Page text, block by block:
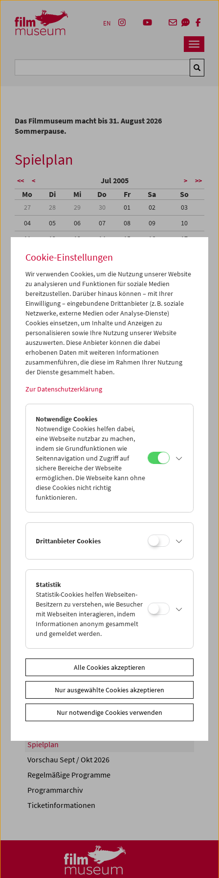
Zum Inhalt
Zum Hauptmenü
Zur Servicenavigation
Zum Suche
Navbar
EN
Das Filmmuseum macht bis 31. August 2026
Sommerpause.
Spielplan
<< < Jul 2005 > >>
Mo Di Mi Do Fr Sa So
27 28 29 30 01 02
03
04
05 06 07 08 09
10
11
12 13 14 15 16
17
18
19 20 21
25
27 29
31
01
02 03 04 05 06
iCalender
Programmheft-PDF
English language or subtitles
< Vorherige Woche
Mo 18.7.
Di 19.7.
Mi 20.7.
Do 21.7.
Sa 23.7.
PROGRAMM ÜBERBLICK
Share on
Spielplan
Vorschau Sept / Okt 2026
Regelmäßige Programme
Programmarchiv
Ticketinformationen
Cookie-Einstellungen
Wir verwenden Cookies, um die Nutzung unserer Website
zu analysieren und Funktionen für soziale Medien
bereitzustellen. Darüber hinaus können – mit Ihrer
Einwilligung – eingebundene Drittanbieter (z. B. soziale
Netzwerke, externe Medien oder Analyse-Dienste)
Cookies einsetzen, um Inhalte und Anzeigen zu
personalisieren sowie Ihre Nutzung unserer Website
auszuwerten. Diese Anbieter können die dabei
erhobenen Daten mit weiteren Informationen
zusammenführen, die diese im Rahmen Ihrer Nutzung
der Dienste gesammelt haben.
Zur Datenschutzerklärung
Notwendige Cookies
Notwendige Cookies helfen dabei,
eine Webseite nutzbar zu machen,
indem sie Grundfunktionen wie
Seitennavigation und Zugriff auf
sichere Bereiche der Webseite
ermöglichen. Die Webseite kann ohne
diese Cookies nicht richtig
funktionieren.
Drittanbieter Cookies
Statistik
Statistik-Cookies helfen Webseiten-
Besitzern zu verstehen, wie Besucher
mit Webseiten interagieren, indem
Informationen anonym gesammelt
und gemeldet werden.
Alle Cookies akzeptieren
Nur ausgewählte Cookies akzeptieren
Nur notwendige Cookies verwenden